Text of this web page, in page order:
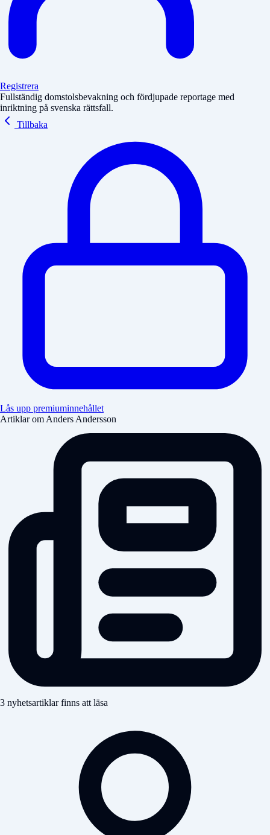
Registrera
Fullständig domstolsbevakning och fördjupade reportage med
inriktning på svenska rättsfall.
Tillbaka
Lås upp premiuminnehållet
Artiklar om Anders Andersson
3 nyhetsartiklar finns att läsa